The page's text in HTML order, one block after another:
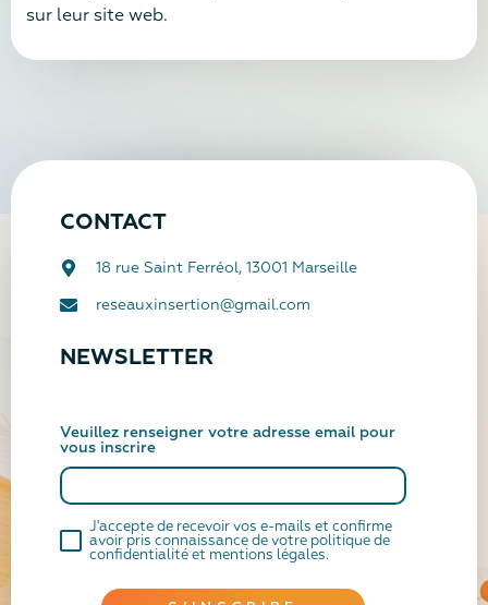
sur leur site web.
CONTACT
18 rue Saint Ferréol, 13001 Marseille
reseauxinsertion@gmail.com
NEWSLETTER
Veuillez renseigner votre adresse email pour
vous inscrire
J'accepte de recevoir vos e-mails et confirme
avoir pris connaissance de votre politique de
confidentialité et mentions légales.